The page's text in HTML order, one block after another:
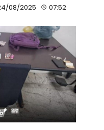
08/2025 07:52